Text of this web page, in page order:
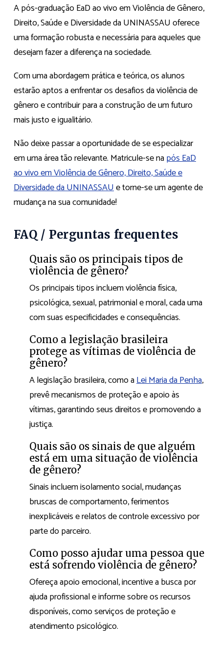
A pós-graduação EaD ao vivo em Violência de Gênero,
Direito, Saúde e Diversidade da UNINASSAU oferece
uma formação robusta e necessária para aqueles que
desejam fazer a diferença na sociedade.
Com uma abordagem prática e teórica, os alunos
estarão aptos a enfrentar os desafios da violência de
gênero e contribuir para a construção de um futuro
mais justo e igualitário.
Não deixe passar a oportunidade de se especializar
em uma área tão relevante. Matricule-se napós EaD
ao vivo em Violência de Gênero, Direito, Saúde e
Diversidade da UNINASSAUe torne-se um agente de
mudança na sua comunidade!
FAQ / Perguntas frequentes
Quais são os principais tipos de
violência de gênero?
Os principais tipos incluem violência física,
psicológica, sexual, patrimonial e moral, cada uma
com suas especificidades e consequências.
Como a legislação brasileira
protege as vítimas de violência de
gênero?
A legislação brasileira, como aLei Maria da Penha,
prevê mecanismos de proteção e apoio às
vítimas, garantindo seus direitos e promovendo a
justiça.
Quais são os sinais de que alguém
está em uma situação de violência
de gênero?
Sinais incluem isolamento social, mudanças
bruscas de comportamento, ferimentos
inexplicáveis e relatos de controle excessivo por
parte do parceiro.
Como posso ajudar uma pessoa que
está sofrendo violência de gênero?
Ofereça apoio emocional, incentive a busca por
ajuda profissional e informe sobre os recursos
disponíveis, como serviços de proteção e
atendimento psicológico.